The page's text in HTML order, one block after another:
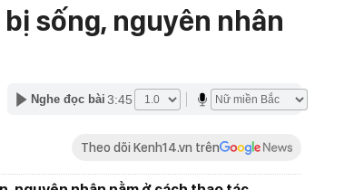
sống, nguyên nhân
Nghe đọc bài 3:45
Theo dõi Kenh14.vn trên